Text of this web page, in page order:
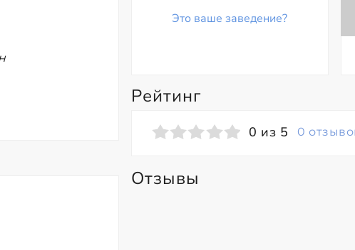
Это ваше заведение?
Рейтинг
0 из 5 0
Отзывы